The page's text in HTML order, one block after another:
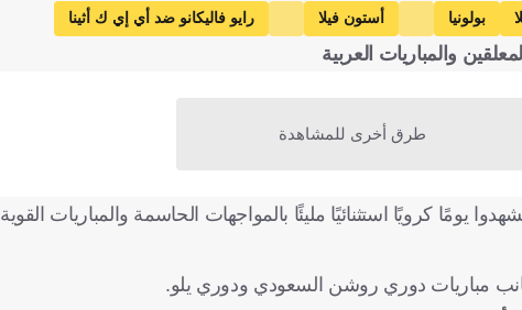
بولونيا أستون فيلا
رايو فاليكانو ضد أي إي ك أثينا
دوري روشن السعودي
كرة قدم
طرق أخرى للمشاهدة
كرة القدم حول العالم اليوم الخميس 9 أبريل/نيسان 2026، ليشهدوا يومًا كرويًا استثنائيًا مليئًا بالمواجهات الحاسمة والمباريات القوية
مباريات دوري روشن السعودي ودوري يلو.